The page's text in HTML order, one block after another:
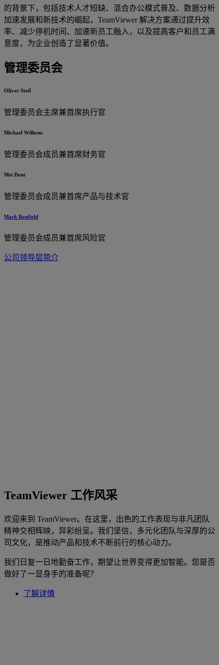
的背景下，包括技术人才短缺、混合办公模式普及、数据分析
加速发展和新技术的崛起，TeamViewer 解决方案通过提升效
率、减少停机时间、加速新员工融入，以及提高客户和员工满
意度，为企业创造了显著价值。
管理委员会
Oliver Steil
管理委员会主席兼首席执行官
Michael Wilkens
管理委员会成员兼首席财务官
Mei Dent
管理委员会成员兼首席产品与技术官
Mark Banfield
管理委员会成员兼首席风险官
公司领导层简介
TeamViewer 工作风采
欢迎来到 TeamViewer。在这里，出色的工作表现与非凡团队
精神交相辉映，异彩纷呈。我们坚信，多元化团队与深厚的公
司文化，是推动产品和技术不断前行的核心动力。
我们日复一日地勤奋工作，期望让世界变得更加智能。您是否
做好了一显身手的准备呢？
了解详情